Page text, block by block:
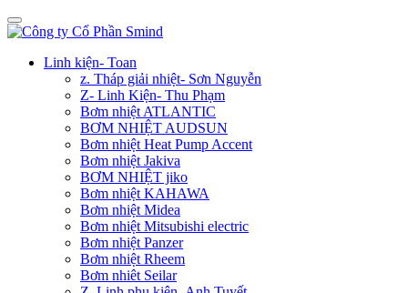
Linh kiện- Toan
z. Tháp giải nhiệt- Sơn Nguyễn
Z- Linh Kiện- Thu Phạm
Bơm nhiệt ATLANTIC
BƠM NHIỆT AUDSUN
Bơm nhiệt Heat Pump Accent
Bơm nhiệt Jakiva
BƠM NHIỆT jiko
Bơm nhiệt KAHAWA
Bơm nhiệt Midea
Bơm nhiệt Mitsubishi electric
Bơm nhiệt Panzer
Bơm nhiệt Rheem
Bơm nhiêt Seilar